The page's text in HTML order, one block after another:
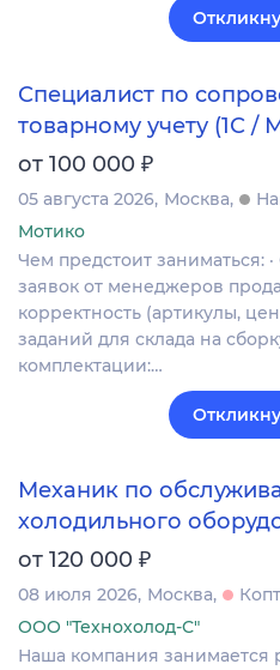
Специалист по
товарному учету (1С /
от 100 000 ₽
05 августа 2026 Москва
Мотико
Чем предстоит заниматься:
заявок от менеджеров
корректность (артикулы,
заданий для склада на
комплектации:…
Механик по
холодильного
от 120 000 ₽
08 июля 2026 Москва
ООО "Технохолод-С"
Наша компания занимается